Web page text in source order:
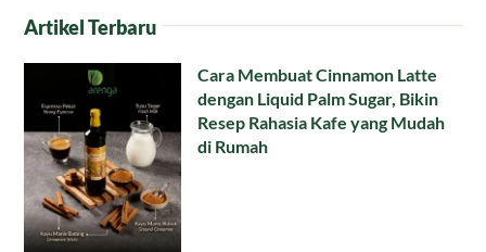
Artikel Terbaru
Cara Membuat Cinnamon Latte
dengan Liquid Palm Sugar, Bikin
Resep Rahasia Kafe yang Mudah
di Rumah